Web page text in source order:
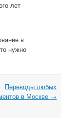
лет
в
нужно
Переводы любых
в Москве →